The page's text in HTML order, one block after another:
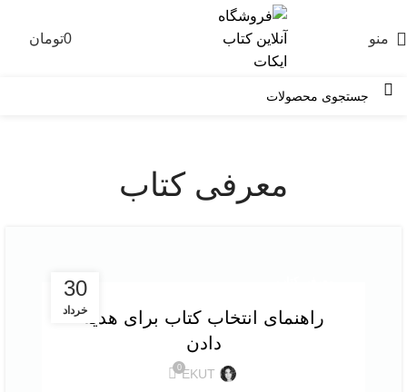
منو 0تومان
معرفی کتاب
30
خردادراهنمای انتخاب کتاب برای هدیه
دادن
EKUT
0